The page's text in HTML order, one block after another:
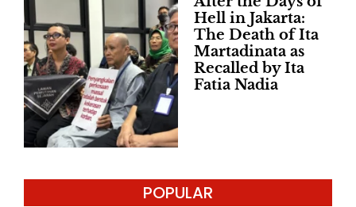
Hell in Jakarta:
The Death of Ita
Martadinata as
Recalled by Ita
Fatia Nadia
POPULAR